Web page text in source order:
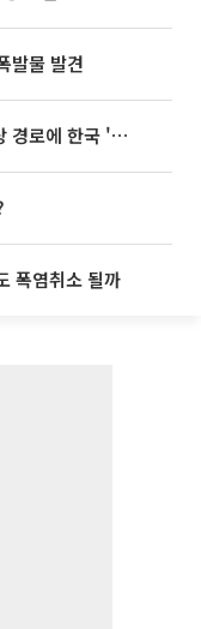
발물 발견
태풍 '돌핀' 이어 '찬홈' 등장…예상 경로에 한국 '한숨'
폭염취소 될까